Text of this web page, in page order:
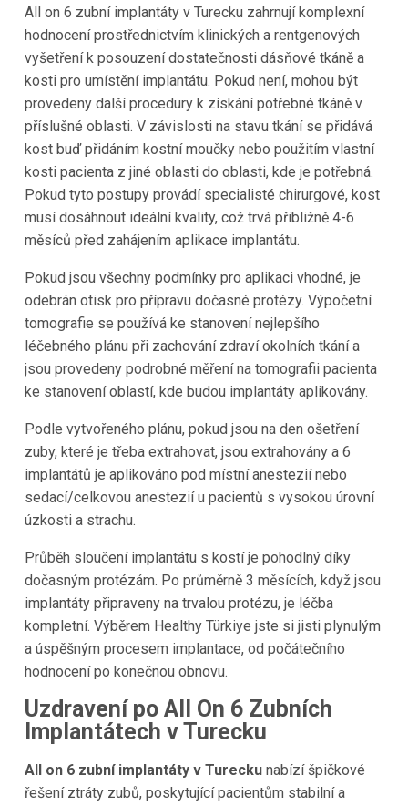
All on 6 zubní implantáty v Turecku zahrnují komplexní
hodnocení prostřednictvím klinických a rentgenových
vyšetření k posouzení dostatečnosti dásňové tkáně a
kosti pro umístění implantátu. Pokud není, mohou být
provedeny další procedury k získání potřebné tkáně v
příslušné oblasti. V závislosti na stavu tkání se přidává
kost buď přidáním kostní moučky nebo použitím vlastní
kosti pacienta z jiné oblasti do oblasti, kde je potřebná.
Pokud tyto postupy provádí specialisté chirurgové, kost
musí dosáhnout ideální kvality, což trvá přibližně 4-6
měsíců před zahájením aplikace implantátu.
Pokud jsou všechny podmínky pro aplikaci vhodné, je
odebrán otisk pro přípravu dočasné protézy. Výpočetní
tomografie se používá ke stanovení nejlepšího
léčebného plánu při zachování zdraví okolních tkání a
jsou provedeny podrobné měření na tomografii pacienta
ke stanovení oblastí, kde budou implantáty aplikovány.
Podle vytvořeného plánu, pokud jsou na den ošetření
zuby, které je třeba extrahovat, jsou extrahovány a 6
implantátů je aplikováno pod místní anestezií nebo
sedací/celkovou anestezií u pacientů s vysokou úrovní
úzkosti a strachu.
Průběh sloučení implantátu s kostí je pohodlný díky
dočasným protézám. Po průměrně 3 měsících, když jsou
implantáty připraveny na trvalou protézu, je léčba
kompletní. Výběrem Healthy Türkiye jste si jisti plynulým
a úspěšným procesem implantace, od počátečního
hodnocení po konečnou obnovu.
Uzdravení po All On 6 Zubních
Implantátech v Turecku
All on 6 zubní implantáty v Tureckunabízí špičkové
řešení ztráty zubů, poskytující pacientům stabilní a